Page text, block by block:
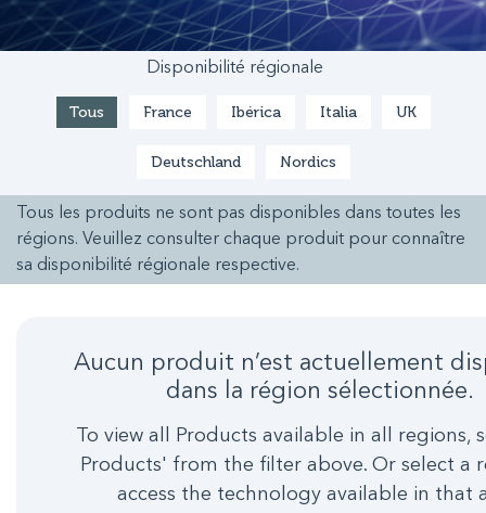
Disponibilité régionale
Tous France Ibérica Italia UK
Deutschland Nordics
Tous les produits ne sont pas disponibles dans toutes les
régions. Veuillez consulter chaque produit pour connaître
sa disponibilité régionale respective.
Aucun produit n’est actuellement
dans la région sélectionnée.
To view all Products available in all regions,
Products' from the filter above. Or select a
access the technology available in that